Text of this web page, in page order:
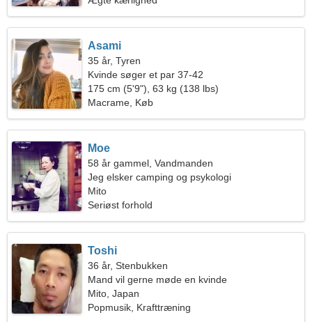
Asami
35 år, Tyren
Kvinde søger et par 37-42
175 cm (5'9"), 63 kg (138 lbs)
Macrame, Køb
Moe
58 år gammel, Vandmanden
Jeg elsker camping og psykologi
Mito
Seriøst forhold
Toshi
36 år, Stenbukken
Mand vil gerne møde en kvinde
Mito, Japan
Popmusik, Krafttræning